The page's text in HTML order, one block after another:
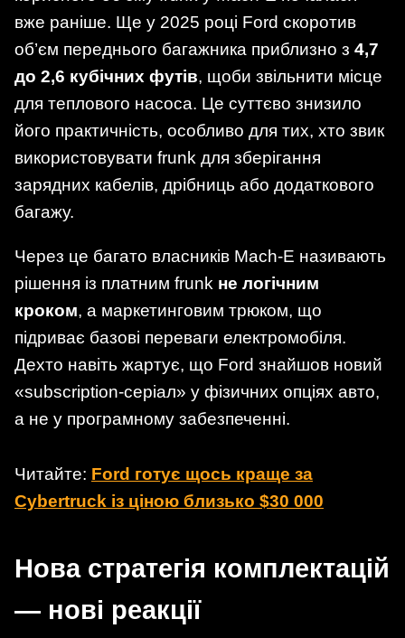
вже раніше. Ще у 2025 році Ford скоротив
об’єм переднього багажника приблизно з 4,7
до 2,6 кубічних футів, щоби звільнити місце
для теплового насоса. Це суттєво знизило
його практичність, особливо для тих, хто звик
використовувати frunk для зберігання
зарядних кабелів, дрібниць або додаткового
багажу.
Через це багато власників Mach-E називають
рішення із платним frunk не логічним
кроком, а маркетинговим трюком, що
підриває базові переваги електромобіля.
Дехто навіть жартує, що Ford знайшов новий
«subscription-серіал» у фізичних опціях авто,
а не у програмному забезпеченні.
Читайте: Ford готує щось краще за
Cybertruck із ціною близько $30 000
Нова стратегія комплектацій
— нові реакції